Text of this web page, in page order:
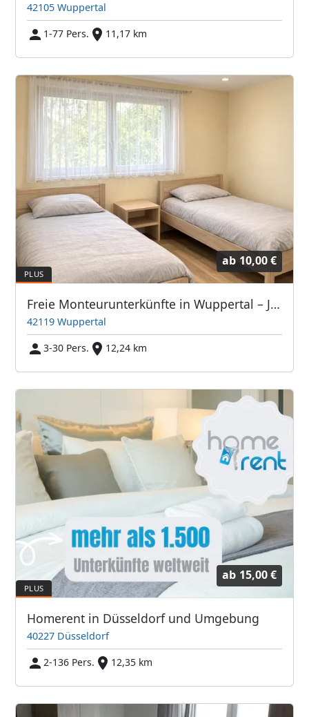
42105 Wuppertal
1-77 Pers.
11,17 km
ab 10,00 €
Freie Monteurunterkünfte in Wuppertal – JETZT anrufen! Wir sprechen auch Polnisch
42119 Wuppertal
3-30 Pers.
12,24 km
ab 15,00 €
Homerent in Düsseldorf und Umgebung
40227 Düsseldorf
2-136 Pers.
12,35 km